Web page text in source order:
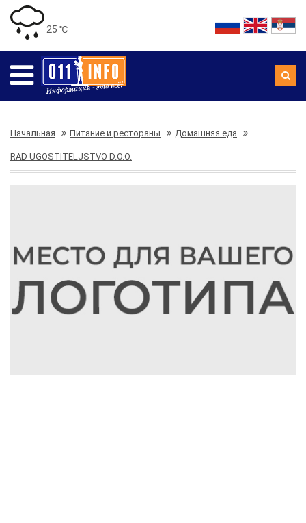
25 ℃
Начальная Питание и рестораны Домашняя еда
RAD UGOSTITELJSTVO D.O.O.